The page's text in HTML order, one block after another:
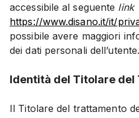
accessibile al seguente link
https://www.disano.it/it/
possibile avere maggiori
dei dati personali dell’utente.
Identità del Titolare del
Il Titolare del trattamento